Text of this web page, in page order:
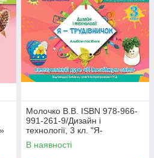
Молочко В.В. ISBN 978-966-
991-261-9/Дизайн і
технології, 3 кл. "Я-
Трудівничок"
В наявності